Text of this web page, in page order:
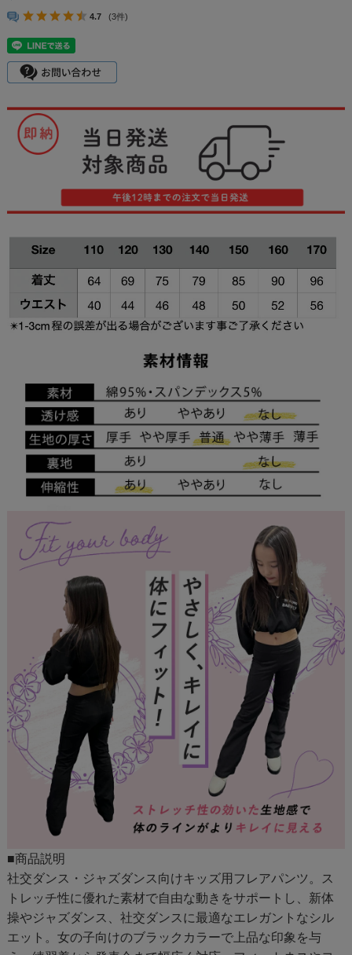
4.7 (3件)
■商品説明
社交ダンス・ジャズダンス向けキッズ用フレアパンツ。ス
トレッチ性に優れた素材で自由な動きをサポートし、新体
操やジャズダンス、社交ダンスに最適なエレガントなシル
エット。女の子向けのブラックカラーで上品な印象を与